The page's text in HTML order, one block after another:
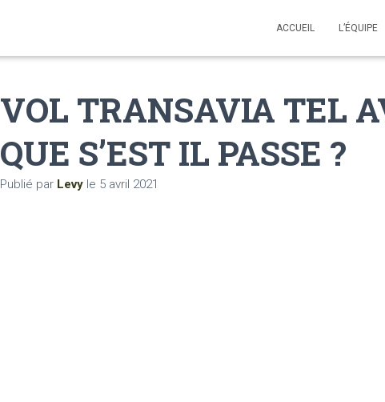
ACCUEIL L’ÉQUIPE
VOL TRANSAVIA TEL
QUE S’EST IL PASSE ?
Publié par Levy le 5 avril 2021